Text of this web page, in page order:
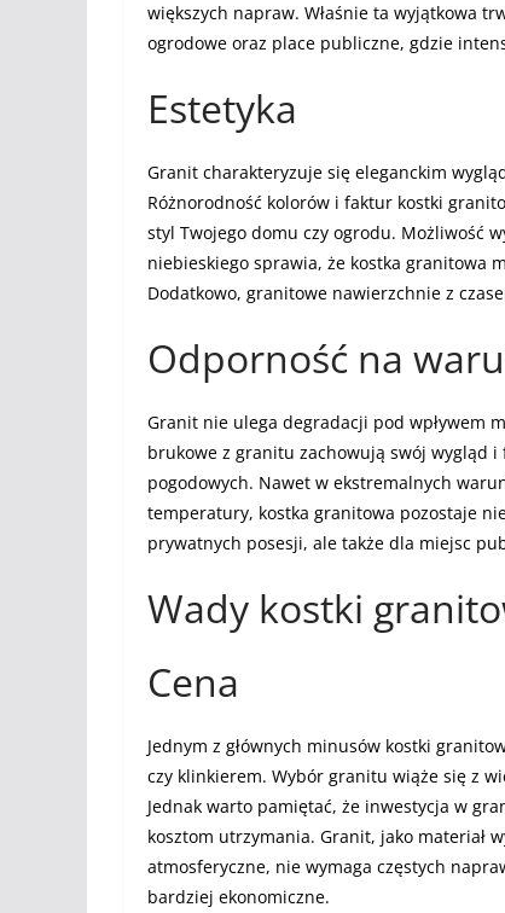
większych napraw. Właśnie ta wyjątkowa
ogrodowe oraz place publiczne, gdzie
Estetyka
Granit charakteryzuje się eleganckim
Różnorodność kolorów i faktur kostki
styl Twojego domu czy ogrodu. Możliwość
niebieskiego sprawia, że kostka granitowa
Dodatkowo, granitowe nawierzchnie z
Odporność na
Granit nie ulega degradacji pod wpływem
brukowe z granitu zachowują swój wygląd
pogodowych. Nawet w ekstremalnych
temperatury, kostka granitowa pozostaje
prywatnych posesji, ale także dla miejsc
Wady kostki
Cena
Jednym z głównych minusów kostki
czy klinkierem. Wybór granitu wiąże się z
Jednak warto pamiętać, że inwestycja w
kosztom utrzymania. Granit, jako materiał
atmosferyczne, nie wymaga częstych
bardziej ekonomiczne.